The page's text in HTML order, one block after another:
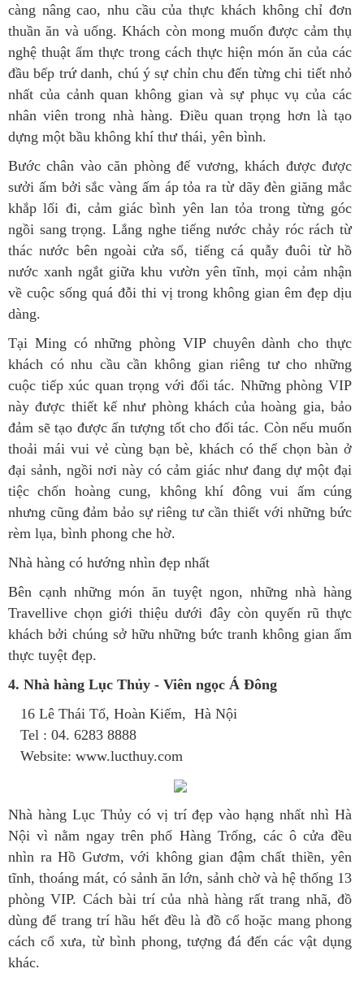
càng nâng cao, nhu cầu của thực khách không chỉ đơn
thuần ăn và uống. Khách còn mong muốn được cảm thụ
nghệ thuật ẩm thực trong cách thực hiện món ăn của các
đầu bếp trứ danh, chú ý sự chỉn chu đến từng chi tiết nhỏ
nhất của cảnh quan không gian và sự phục vụ của các
nhân viên trong nhà hàng. Điều quan trọng hơn là tạo
dựng một bầu không khí thư thái, yên bình.
Bước chân vào căn phòng đế vương, khách được được
sưởi ấm bởi sắc vàng ấm áp tỏa ra từ dãy đèn giăng mắc
khắp lối đi, cảm giác bình yên lan tỏa trong từng góc
ngồi sang trọng. Lắng nghe tiếng nước chảy róc rách từ
thác nước bên ngoài cửa sổ, tiếng cá quẫy đuôi từ hồ
nước xanh ngắt giữa khu vườn yên tĩnh, mọi cảm nhận
về cuộc sống quá đỗi thi vị trong không gian êm đẹp dịu
dàng.
Tại Ming có những phòng VIP chuyên dành cho thực
khách có nhu cầu cần không gian riêng tư cho những
cuộc tiếp xúc quan trọng với đối tác. Những phòng VIP
này được thiết kế như phòng khách của hoàng gia, bảo
đảm sẽ tạo được ấn tượng tốt cho đối tác. Còn nếu muốn
thoải mái vui vẻ cùng bạn bè, khách có thể chọn bàn ở
đại sảnh, ngồi nơi này có cảm giác như đang dự một đại
tiệc chốn hoàng cung, không khí đông vui ấm cúng
nhưng cũng đảm bảo sự riêng tư cần thiết với những bức
rèm lụa, bình phong che hờ.
Nhà hàng có hướng nhìn đẹp nhất
Bên cạnh những món ăn tuyệt ngon, những nhà hàng
Travellive chọn giới thiệu dưới đây còn quyến rũ thực
khách bởi chúng sở hữu những bức tranh không gian ẩm
thực tuyệt đẹp.
4. Nhà hàng Lục Thủy - Viên ngọc Á Đông
16 Lê Thái Tổ, Hoàn Kiếm, Hà Nội
Tel : 04. 6283 8888
Website: www.lucthuy.com
Nhà hàng Lục Thủy có vị trí đẹp vào hạng nhất nhì Hà
Nội vì nằm ngay trên phố Hàng Trống, các ô cửa đều
nhìn ra Hồ Gươm, với không gian đậm chất thiền, yên
tĩnh, thoáng mát, có sảnh ăn lớn, sảnh chờ và hệ thống 13
phòng VIP. Cách bài trí của nhà hàng rất trang nhã, đồ
dùng để trang trí hầu hết đều là đồ cổ hoặc mang phong
cách cổ xưa, từ bình phong, tượng đá đến các vật dụng
khác.